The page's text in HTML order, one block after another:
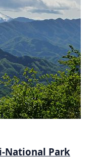
National Park